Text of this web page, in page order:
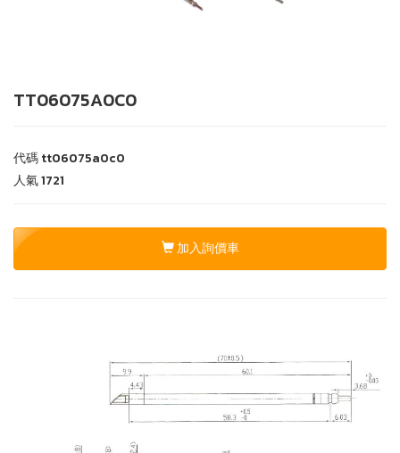
TT06075A0C0
代碼tt06075a0c0
人氣1721
加入詢價車